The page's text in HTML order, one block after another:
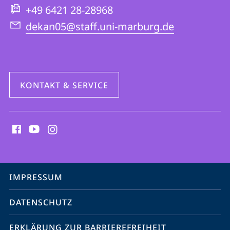
Theologie
+49 6421 28-28968
dekan05@staff.uni-marburg.de
KONTAKT & SERVICE
Media
Service-
Navigation
IMPRESSUM
DATENSCHUTZ
ERKLÄRUNG ZUR BARRIEREFREIHEIT